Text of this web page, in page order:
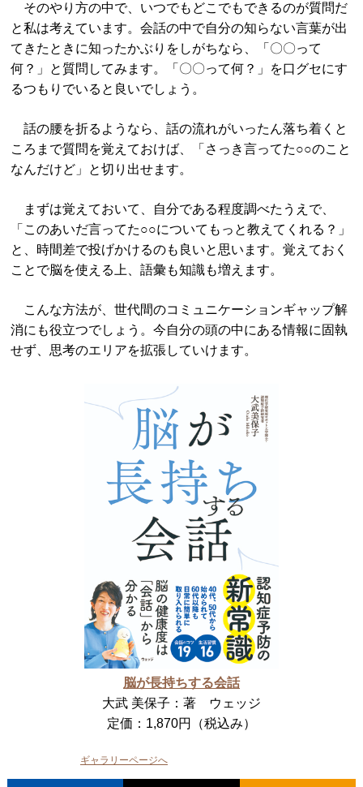
そのやり方の中で、いつでもどこでもできるのが質問だ
と私は考えています。会話の中で自分の知らない言葉が出
てきたときに知ったかぶりをしがちなら、「〇〇って
何？」と質問してみます。「〇〇って何？」を口グセにす
るつもりでいると良いでしょう。
話の腰を折るようなら、話の流れがいったん落ち着くと
ころまで質問を覚えておけば、「さっき言ってた○○のこと
なんだけど」と切り出せます。
まずは覚えておいて、自分である程度調べたうえで、
「このあいだ言ってた○○についてもっと教えてくれる？」
と、時間差で投げかけるのも良いと思います。覚えておく
ことで脳を使える上、語彙も知識も増えます。
こんな方法が、世代間のコミュニケーションギャップ解
消にも役立つでしょう。今自分の頭の中にある情報に固執
せず、思考のエリアを拡張していけます。
脳が長持ちする会話
大武 美保子：著 ウェッジ
定価：1,870円（税込み）
ギャラリーページへ